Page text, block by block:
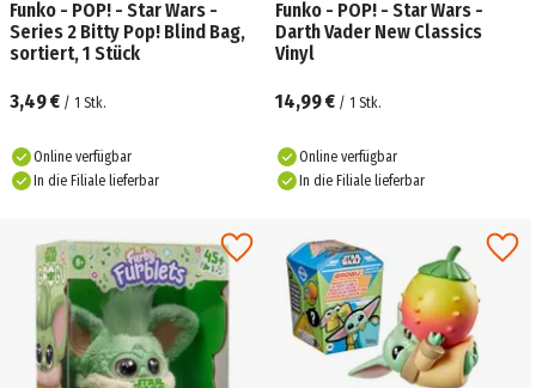
Funko - POP! - Star Wars -
Series 2 Bitty Pop! Blind Bag,
sortiert, 1 Stück
3,49 € / 1 Stk.
Online verfügbar
In die Filiale lieferbar
Funko - POP! - Star Wars -
Darth Vader New Classics
Vinyl
14,99 € / 1 Stk.
Online verfügbar
In die Filiale lieferbar